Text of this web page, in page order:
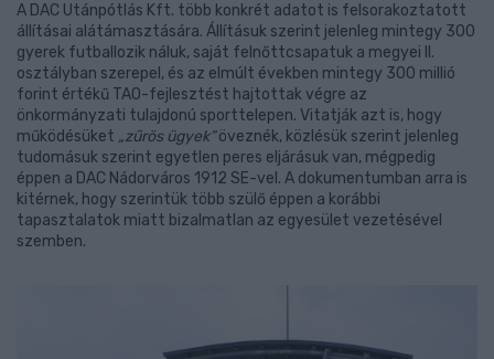
A DAC Utánpótlás Kft. több konkrét adatot is felsorakoztatott
állításai alátámasztására. Állításuk szerint jelenleg mintegy 300
gyerek futballozik náluk, saját felnőttcsapatuk a megyei II.
osztályban szerepel, és az elmúlt években mintegy 300 millió
forint értékű TAO-fejlesztést hajtottak végre az
önkormányzati tulajdonú sporttelepen. Vitatják azt is, hogy
működésüket „zűrös ügyek”öveznék, közlésük szerint jelenleg
tudomásuk szerint egyetlen peres eljárásuk van, mégpedig
éppen a DAC Nádorváros 1912 SE-vel. A dokumentumban arra is
kitérnek, hogy szerintük több szülő éppen a korábbi
tapasztalatok miatt bizalmatlan az egyesület vezetésével
szemben.